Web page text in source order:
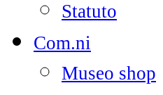
Statuto
Com.ni
Museo shop